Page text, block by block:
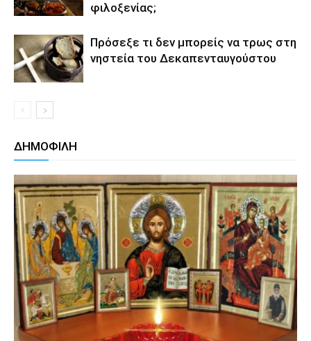
φιλοξενίας;
Πρόσεξε τι δεν μπορείς να τρως στη
νηστεία του Δεκαπενταυγούστου
ΔΗΜΟΦΙΛΗ